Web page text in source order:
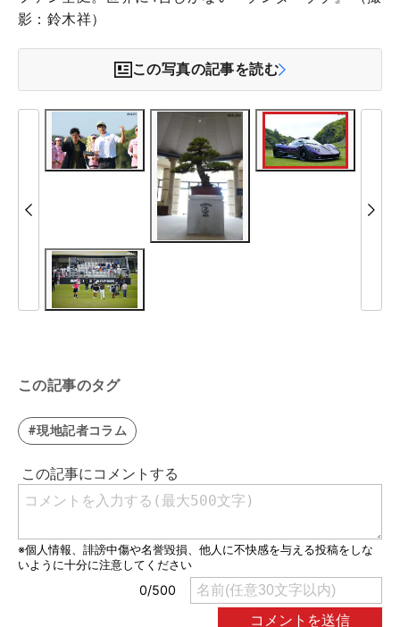
影：鈴木祥）
この写真の記事を読む
この記事のタグ
#現地記者コラム